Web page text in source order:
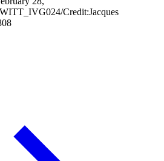
Credit:Jacques